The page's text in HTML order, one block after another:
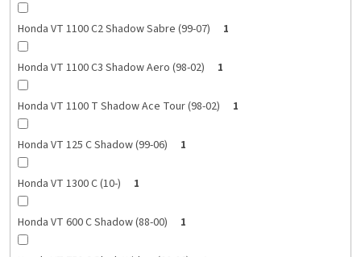
Honda VT 1100 C2 Shadow Sabre (99-07) 1
Honda VT 1100 C3 Shadow Aero (98-02) 1
Honda VT 1100 T Shadow Ace Tour (98-02) 1
Honda VT 125 C Shadow (99-06) 1
Honda VT 1300 C (10-) 1
Honda VT 600 C Shadow (88-00) 1